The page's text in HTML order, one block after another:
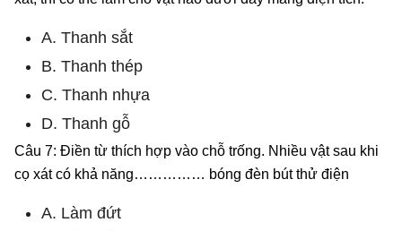
A. Thanh sắt
B. Thanh thép
C. Thanh nhựa
D. Thanh gỗ
Câu 7: Điền từ thích hợp vào chỗ trống. Nhiều vật sau khi
cọ xát có khả năng…………… bóng đèn bút thử điện
A. Làm đứt